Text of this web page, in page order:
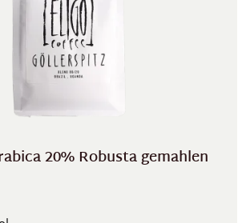
20% Robusta gemahlen